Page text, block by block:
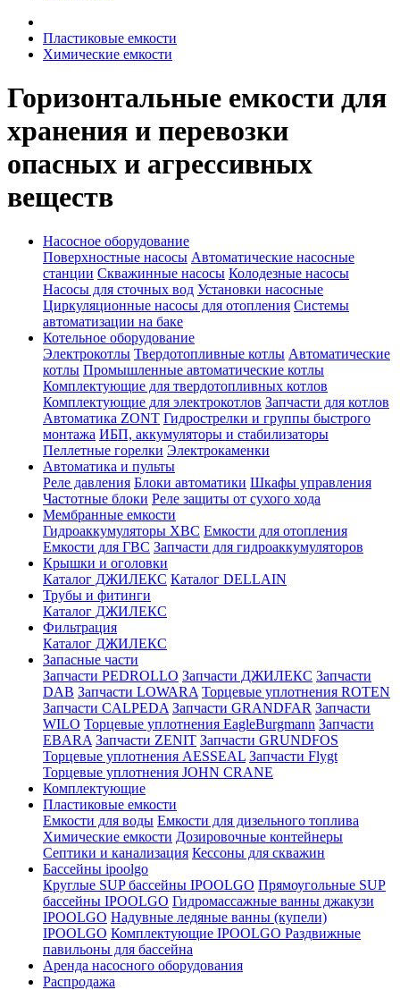
Пластиковые емкости
Химические емкости
Горизонтальные емкости для
хранения и перевозки
опасных и агрессивных
веществ
Насосное оборудование
Поверхностные насосы Автоматические насосные
станции Скважинные насосы Колодезные насосы
Насосы для сточных вод Установки насосные
Циркуляционные насосы для отопления Системы
автоматизации на баке
Котельное оборудование
Электрокотлы Твердотопливные котлы Автоматические
котлы Промышленные автоматические котлы
Комплектующие для твердотопливных котлов
Комплектующие для электрокотлов Запчасти для котлов
Автоматика ZONT Гидрострелки и группы быстрого
монтажа ИБП, аккумуляторы и стабилизаторы
Пеллетные горелки Электрокаменки
Автоматика и пульты
Реле давления Блоки автоматики Шкафы управления
Частотные блоки Реле защиты от сухого хода
Мембранные емкости
Гидроаккумуляторы ХВС Емкости для отопления
Емкости для ГВС Запчасти для гидроаккумуляторов
Крышки и оголовки
Каталог ДЖИЛЕКС Каталог DELLAIN
Трубы и фитинги
Каталог ДЖИЛЕКС
Фильтрация
Каталог ДЖИЛЕКС
Запасные части
Запчасти PEDROLLO Запчасти ДЖИЛЕКС Запчасти
DAB Запчасти LOWARA Торцевые уплотнения ROTEN
Запчасти CALPEDA Запчасти GRANDFAR Запчасти
WILO Торцевые уплотнения EagleBurgmann Запчасти
EBARA Запчасти ZENIT Запчасти GRUNDFOS
Торцевые уплотнения AESSEAL Запчасти Flygt
Торцевые уплотнения JOHN CRANE
Комплектующие
Пластиковые емкости
Емкости для воды Емкости для дизельного топлива
Химические емкости Дозировочные контейнеры
Септики и канализация Кессоны для скважин
Бассейны ipoolgo
Круглые SUP бассейны IPOOLGO Прямоугольные SUP
бассейны IPOOLGO Гидромассажные ванны джакузи
IPOOLGO Надувные ледяные ванны (купели)
IPOOLGO Комплектующие IPOOLGO Раздвижные
павильоны для бассейна
Аренда насосного оборудования
Распродажа